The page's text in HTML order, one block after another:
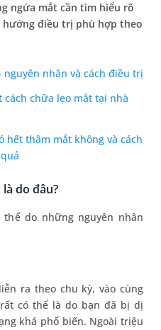
ngứa mắt cần tìm hiểu rõ
hướng điều trị phù hợp theo
nguyên nhân và cách điều trị
cách chữa lẹo mắt tại nhà
hết thâm mắt không và cách
do đâu?
thể do những nguyên nhân
ra theo chu kỳ, vào cùng
có thể là do bạn đã bị dị
khá phổ biến. Ngoài triệu